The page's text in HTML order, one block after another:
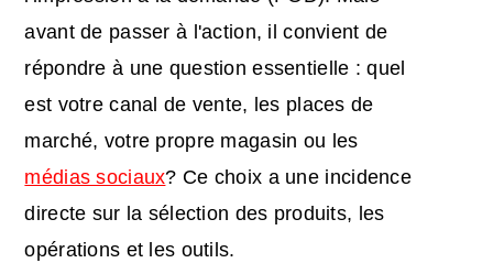
avant de passer à l'action, il convient de
répondre à une question essentielle : quel
est votre canal de vente, les places de
marché, votre propre magasin ou les
médias sociaux? Ce choix a une incidence
directe sur la sélection des produits, les
opérations et les outils.